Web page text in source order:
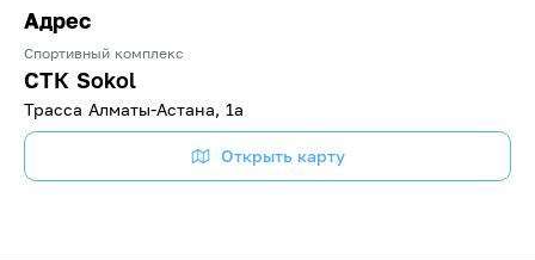
Адрес
Спортивный комплекс
СТК Sokol
Трасса Алматы-Астана, 1а
Открыть карту